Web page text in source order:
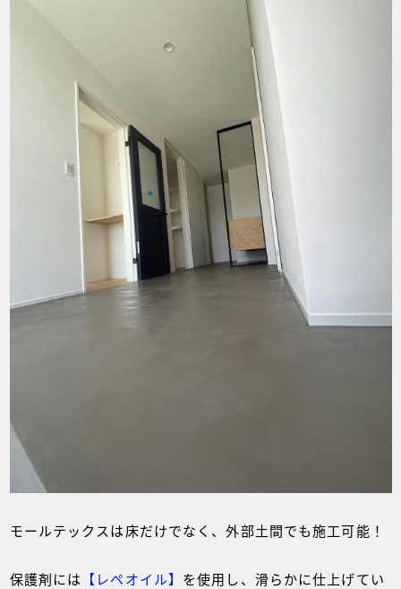
モールテックスは床だけでなく、外部土間でも施工可能！
保護剤には 【レペオイル】 を使用し、滑らかに仕上げてい